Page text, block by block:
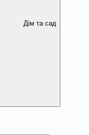
Дім та сад